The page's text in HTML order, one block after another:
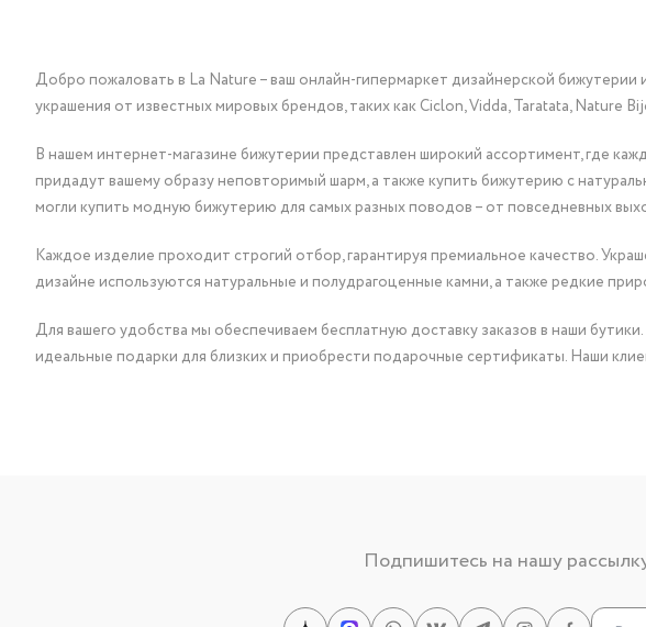
Добро пожаловать в La Nature – ваш онлайн-гипермаркет дизайнерской
украшения от известных мировых брендов, таких как Ciclon, Vidda, Taratata, Nature
В нашем интернет-магазине бижутерии представлен широкий ассортимент, где
придадут вашему образу неповторимый шарм, а также купить бижутерию с
могли купить модную бижутерию для самых разных поводов – от повседневных
Каждое изделие проходит строгий отбор, гарантируя премиальное качество.
дизайне используются натуральные и полудрагоценные камни, а также редкие
Для вашего удобства мы обеспечиваем бесплатную доставку заказов в наши
идеальные подарки для близких и приобрести подарочные сертификаты. Наши
Подпишитесь на нашу